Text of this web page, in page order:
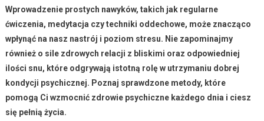
Wprowadzenie prostych nawyków, takich jak regularne
ćwiczenia, medytacja czy techniki oddechowe, może znacząco
wpłynąć na nasz nastrój i poziom stresu. Nie zapominajmy
również o sile zdrowych relacji z bliskimi oraz odpowiedniej
ilości snu, które odgrywają istotną rolę w utrzymaniu dobrej
kondycji psychicznej. Poznaj sprawdzone metody, które
pomogą Ci wzmocnić zdrowie psychiczne każdego dnia i ciesz
się pełnią życia.